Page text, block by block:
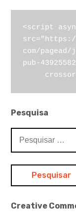
<script
com/
pub-
Pesquisa
por:
Creative